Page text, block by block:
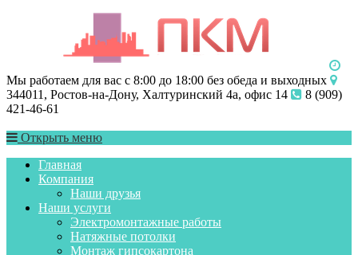
Мы работаем для вас с 8:00 до 18:00 без обеда и выходных
344011, Ростов-на-Дону, Халтуринский 4а, офис 14
8 (909)
421-46-61
Открыть меню
Главная
Компания
Наши друзья
Наши услуги
Электромонтажные работы
Натяжные потолки
Монтаж гипсокартона